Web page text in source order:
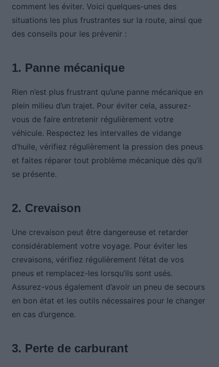
comment les éviter. Voici quelques-unes des
situations les plus frustrantes sur la route, ainsi que
des conseils pour les prévenir :
1. Panne mécanique
Rien n’est plus frustrant qu’une panne mécanique en
plein milieu d’un trajet. Pour éviter cela, assurez-
vous de faire entretenir régulièrement votre
véhicule. Respectez les intervalles de vidange
d’huile, vérifiez régulièrement la pression des pneus
et faites réparer tout problème mécanique dès qu’il
se présente.
2. Crevaison
Une crevaison peut être dangereuse et retarder
considérablement votre voyage. Pour éviter les
crevaisons, vérifiez régulièrement l’état de vos
pneus et remplacez-les lorsqu’ils sont usés.
Assurez-vous également d’avoir un pneu de secours
en bon état et les outils nécessaires pour le changer
en cas d’urgence.
3. Perte de carburant